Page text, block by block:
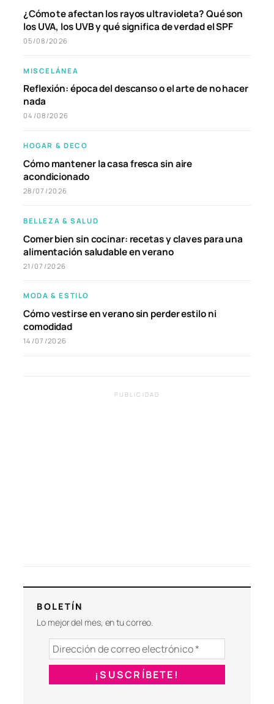
¿Cómo te afectan los rayos ultravioleta? Qué son
los UVA, los UVB y qué significa de verdad el SPF
05/08/2026
MISCELÁNEA
Reflexión: época del descanso o el arte de no hacer
nada
04/08/2026
HOGAR & DECO
Cómo mantener la casa fresca sin aire
acondicionado
28/07/2026
BELLEZA & SALUD
Comer bien sin cocinar: recetas y claves para una
alimentación saludable en verano
21/07/2026
MODA & ESTILO
Cómo vestirse en verano sin perder estilo ni
comodidad
14/07/2026
PUBLICIDAD
BOLETÍN
Lo mejor del mes, en tu correo.